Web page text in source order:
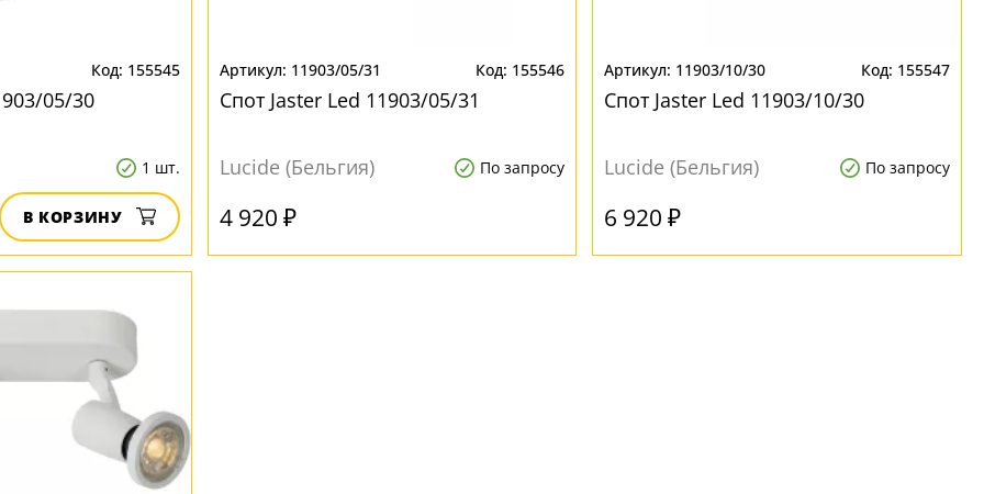
155545
05/30
1 шт.
В КОРЗИНУ
11903/05/31 155546
Спот Jaster Led 11903/05/31
Lucide (Бельгия) По запросу
4 920 ₽
11903/10/30 155547
Спот Jaster Led 11903/10/30
Lucide (Бельгия) По запросу
6 920 ₽